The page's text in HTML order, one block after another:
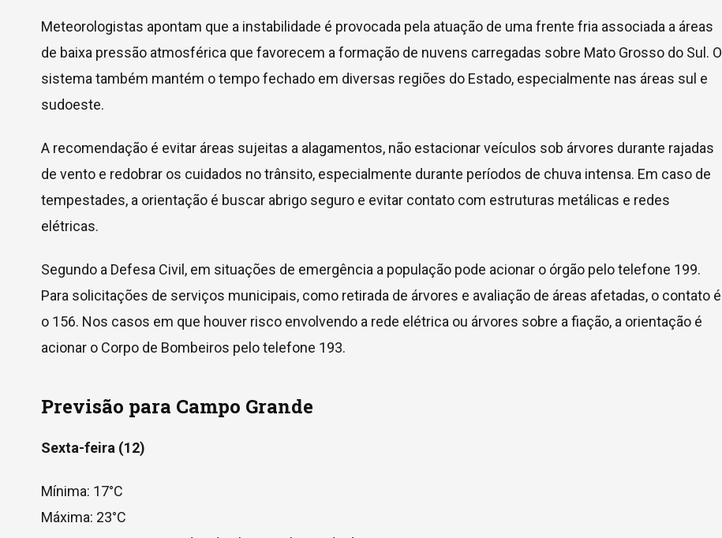
Meteorologistas apontam que a instabilidade é provocada pela atuação de uma frente fria associada a áreas
de baixa pressão atmosférica que favorecem a formação de nuvens carregadas sobre Mato Grosso do Sul. O
sistema também mantém o tempo fechado em diversas regiões do Estado, especialmente nas áreas sul e
sudoeste.
A recomendação é evitar áreas sujeitas a alagamentos, não estacionar veículos sob árvores durante rajadas
de vento e redobrar os cuidados no trânsito, especialmente durante períodos de chuva intensa. Em caso de
tempestades, a orientação é buscar abrigo seguro e evitar contato com estruturas metálicas e redes
elétricas.
Segundo a Defesa Civil, em situações de emergência a população pode acionar o órgão pelo telefone 199.
Para solicitações de serviços municipais, como retirada de árvores e avaliação de áreas afetadas, o contato é
o 156. Nos casos em que houver risco envolvendo a rede elétrica ou árvores sobre a fiação, a orientação é
acionar o Corpo de Bombeiros pelo telefone 193.
Previsão para Campo Grande
Sexta-feira (12)
Mínima: 17°C
Máxima: 23°C